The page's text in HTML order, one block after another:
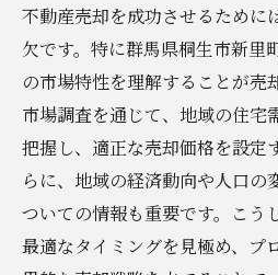
不動産売却を成功させるために
欠です。特に群馬県桐生市新里
の市場特性を理解することが売
市場調査を通じて、地域の住宅
把握し、適正な売却価格を設定
らに、地域の経済動向や人口の
ついての情報も重要です。こう
最適なタイミングを見極め、プ